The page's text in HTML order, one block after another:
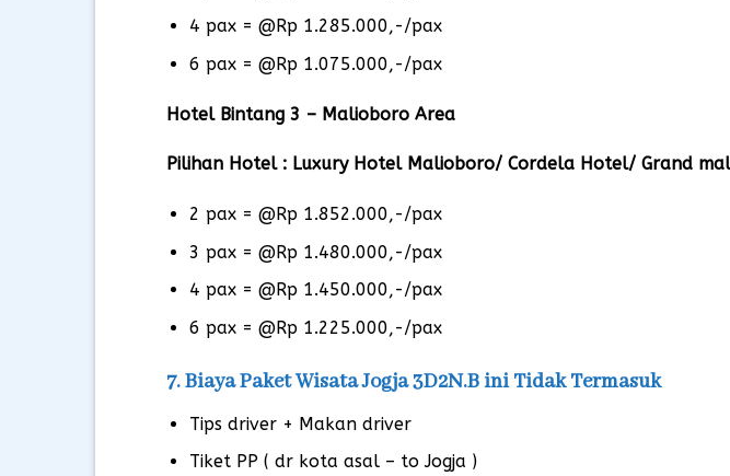
4 pax = @Rp 1.285.000,-/pax
6 pax = @Rp 1.075.000,-/pax
Hotel Bintang 3 – Malioboro Area
Pilihan Hotel : Luxury Hotel Malioboro/ Cordela Hotel/ Grand
2 pax = @Rp 1.852.000,-/pax
3 pax = @Rp 1.480.000,-/pax
4 pax = @Rp 1.450.000,-/pax
6 pax = @Rp 1.225.000,-/pax
7. Biaya Paket Wisata Jogja 3D2N.B ini Tidak Termasuk
Tips driver + Makan driver
Tiket PP ( dr kota asal – to Jogja )